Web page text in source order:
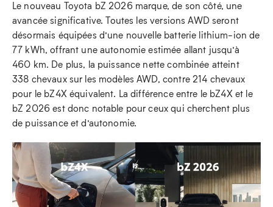
Le nouveau Toyota bZ 2026 marque, de son côté, une
avancée significative. Toutes les versions AWD seront
désormais équipées d’une nouvelle batterie lithium-ion de
77 kWh, offrant une autonomie estimée allant jusqu’à
460 km. De plus, la puissance nette combinée atteint
338 chevaux sur les modèles AWD, contre 214 chevaux
pour le bZ4X équivalent. La différence entre le bZ4X et le
bZ 2026 est donc notable pour ceux qui cherchent plus
de puissance et d’autonomie.